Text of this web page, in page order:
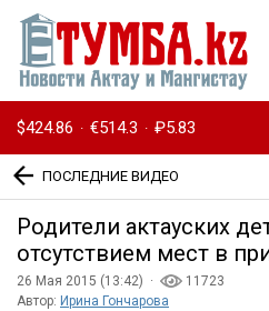
$424.86 · €514.3 · ₽5.83
ПОСЛЕДНИЕ ВИДЕО
Родители актауских
отсутствием мест в
26 Мая 2015 (13:42) ·
11723
Автор: Ирина Гончарова